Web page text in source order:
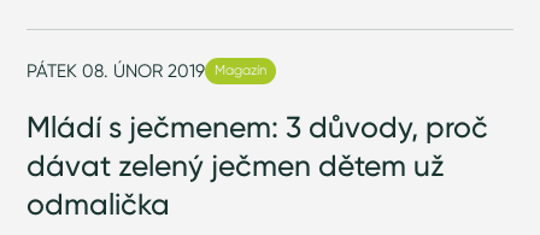
PÁTEK 08. ÚNOR 2019 Magazín
Mládí s ječmenem: 3 důvody, proč
dávat zelený ječmen dětem už
odmalička